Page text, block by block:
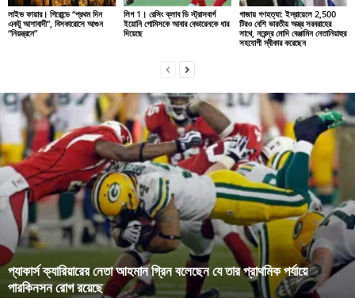
লাইভ ফায়ার। গিরোন্ডে “প্রথম দিন
একটু আশাবাদী”, বিসকারোসে আগুন
“নিয়ন্ত্রনে”
লিগ 1। রেসিং ক্লাব ডি স্ট্রাসবার্গ
ইয়োনি গোমিসকে আবার বেভারেনকে ধার
দিয়েছে
গাজায় গণহত্যা: ইস্রায়েলে 2,500
টিরও বেশি ভারতীয় অস্ত্র সরবরাহের
সাথে, নরেন্দ্র মোদি বেঞ্জামিন নেতানিয়াহুর
সহযোগী স্বীকার করেছেন
প্যাকার্স ক্যারিয়ারের নেতা আহমান গ্রিন বলেছেন যে তার প্রাথমিক পর্যায়ে
পারকিনসন রোগ রয়েছে